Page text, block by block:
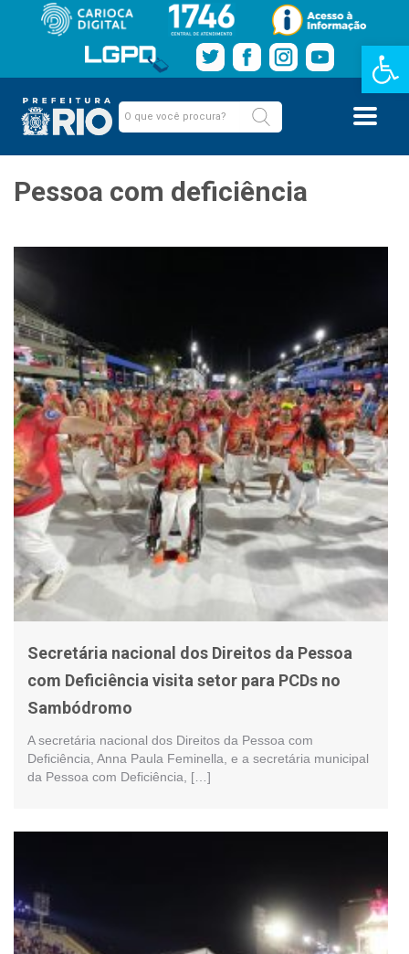
Barra de
Pessoa com deficiência
Secretária nacional dos Direitos da Pessoa
com Deficiência visita setor para PCDs no
Sambódromo
A secretária nacional dos Direitos da Pessoa com
Deficiência, Anna Paula Feminella, e a secretária municipal
da Pessoa com Deficiência, […]